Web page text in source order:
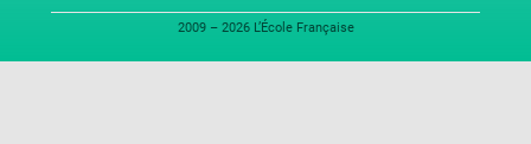
2009 – 2026 L’École Française